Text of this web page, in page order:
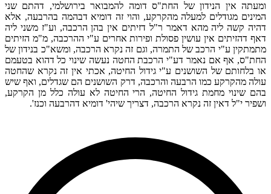
ומעתה אין הנידון של החת"ס דומה להמבואר בירושלמי, דהתם שני
המינים מגודלים למעלה מהקרקע, והוי זה דומיא דבהמה בהרבעה, אלא
דהיה קשה ליה מהא דאמר ר"ל דזיתים אין בהן הרכבה, וע"ז משני ליה
דאף דהזיתים אין עושין פסולת ופירות אחרים ע"י ההרכבה, מ"מ הזיתים
מתמתקין ע"י הרכב של התמרה, וגם זה נקרא הרכבה, ומשא"כ בנידון של
החת"ס, אף אם נאמר דע"י הרכבת החטה נעשה שינוי כל דהוא בטעמם
או בלחותם של השושנים ע"י גידול החיטה, אכתי אין זה נקרא שהחטה
עולה מהקרקע כמו הרבעה והרכבה, דרק השושנים הם שגדלים, ואף שיש
בהם שינוי מחמת גידול החיטה, הרי החיטה לא עולה כלל מן הקרקע,
ושפיר י"ל דאין זה נקרא הרכבה, דצריך שיהי' דומיא דהרבעה וכנז'.